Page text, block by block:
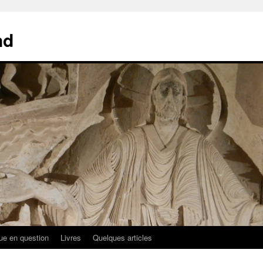
en question Livres Quelques articles